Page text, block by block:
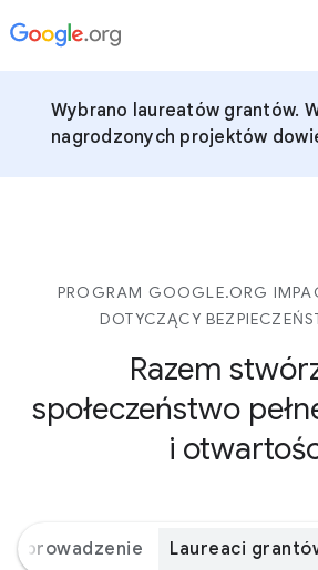
Wybrano laureatów grantów.
nagrodzonych projektów
PROGRAM GOOGLE.ORG
DOTYCZĄCY
Razem
społeczeństwo
i
Wprowadzenie Laureaci